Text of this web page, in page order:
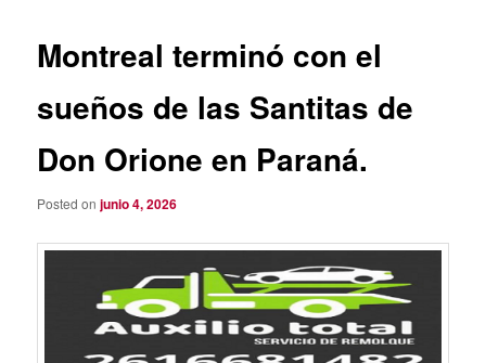
Montreal terminó con el
sueños de las Santitas de
Don Orione en Paraná.
Posted onjunio 4, 2026